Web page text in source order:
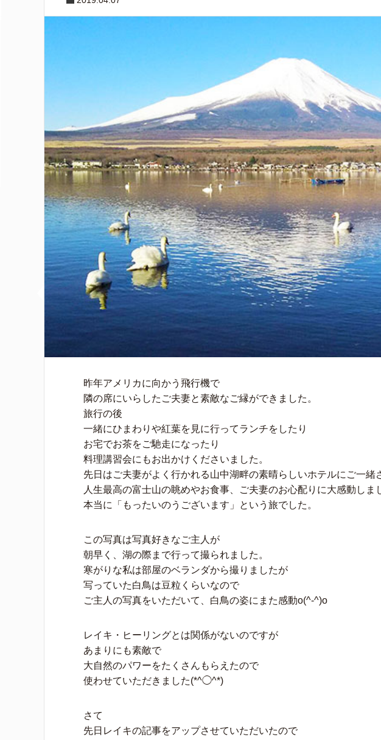
昨年アメリカに向かう飛行機で
隣の席にいらしたご夫妻と素敵なご縁ができました。
旅行の後
一緒にひまわりや紅葉を見に行ってランチをしたり
お宅でお茶をご馳走になったり
料理講習会にもお出かけくださいました。
先日はご夫妻がよく行かれる山中湖畔の素晴らしいホテルにご一緒
人生最高の富士山の眺めやお食事、ご夫妻のお心配りに大感動しま
本当に「もったいのうございます」という旅でした。
この写真は写真好きなご主人が
朝早く、湖の際まで行って撮られました。
寒がりな私は部屋のベランダから撮りましたが
写っていた白鳥は豆粒くらいなので
ご主人の写真をいただいて、白鳥の姿にまた感動o(^-^)o
レイキ・ヒーリングとは関係がないのですが
あまりにも素敵で
大自然のパワーをたくさんもらえたので
使わせていただきました(*^◯^*)
さて
先日レイキの記事をアップさせていただいたので